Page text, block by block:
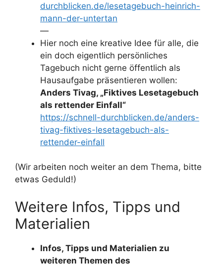
durchblicken.de/lesetagebuch-heinrich-
mann-der-untertan
—
Hier noch eine kreative Idee für alle, die
ein doch eigentlich persönliches
Tagebuch nicht gerne öffentlich als
Hausaufgabe präsentieren wollen:
Anders Tivag, „Fiktives Lesetagebuch
als rettender Einfall“
https://schnell-durchblicken.de/anders-
tivag-fiktives-lesetagebuch-als-
rettender-einfall
(Wir arbeiten noch weiter an dem Thema, bitte
etwas Geduld!)
Weitere Infos, Tipps und
Materialien
Infos, Tipps und Materialien zu
weiteren Themen des